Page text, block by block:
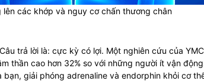
lên các khớp và nguy cơ chấn thương chân
trả lời là: cực kỳ có lợi. Một nghiên cứu của
thần cao hơn 32% so với những người ít vận
giải phóng adrenaline và endorphin khỏi cơ